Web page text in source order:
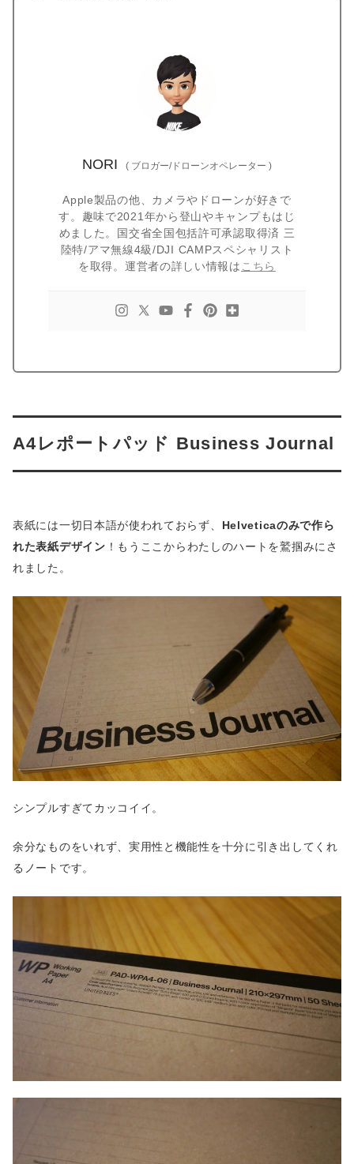
NORI ( ブロガー/ドローンオペレーター )
Apple製品の他、カメラやドローンが好きで
す。趣味で2021年から登山やキャンプもはじ
めました。国交省全国包括許可承認取得済 三
陸特/アマ無線4級/DJI CAMPスペシャリスト
を取得。運営者の詳しい情報は こちら
A4レポートパッド Business Journal
表紙には一切日本語が使われておらず、 Helveticaのみで作ら
れた表紙デザイン ！もうここからわたしのハートを鷲掴みにさ
れました。
シンプルすぎてカッコイイ。
余分なものをいれず、実用性と機能性を十分に引き出してくれ
るノートです。